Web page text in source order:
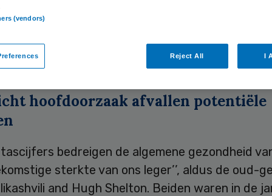
omdat potentiële rekruten te dik zijn om te
gepensioneerde generaals vrijdag gezegd in
in de Washington Post.
hoofdoorzaak afvallen potentiële
bedreigen de algemene gezondheid
sterkte van ons leger’’, aldus de oud-
and Hugh Shelton. Beiden waren in de
(vendors)
Reject All I